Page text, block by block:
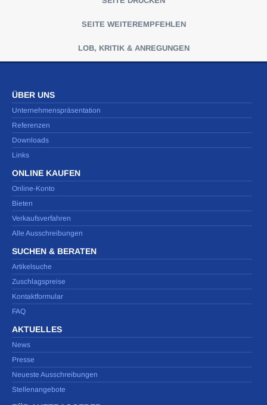
SEITE WEITEREMPFEHLEN
LOB, KRITIK & ANREGUNGEN
ÜBER UNS
Unternehmenspräsentation
Referenzen
Downloads
Links
ONLINE KAUFEN
Online-Konto
Bieten
Verkaufsverfahren
Alle Ausschreibungen
SUCHEN & BERATEN
Artikelsuche
Zuschlagspreise
Kontaktformular
FAQ
AKTUELLES
News
Presse
Neueste Ausschreibungen
Stellenangebote